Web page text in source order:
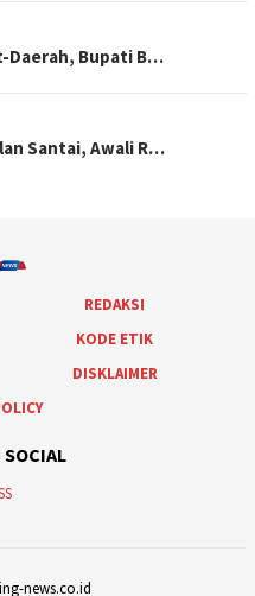
Daerah, Bupati B…
Santai, Awali R…
REDAKSI
KODE ETIK
DISKLAIMER
news.co.id